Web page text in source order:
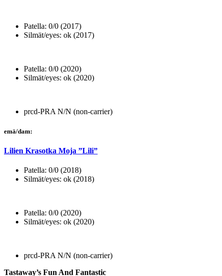
Patella: 0/0 (2017)
Silmät/eyes: ok (2017)
Patella: 0/0 (2020)
Silmät/eyes: ok (2020)
prcd-PRA N/N (non-carrier)
emä/dam:
Lilien Krasotka Moja ”Lili”
Patella: 0/0 (2018)
Silmät/eyes: ok (2018)
Patella: 0/0 (2020)
Silmät/eyes: ok (2020)
prcd-PRA N/N (non-carrier)
Tastaway’s Fun And Fantastic